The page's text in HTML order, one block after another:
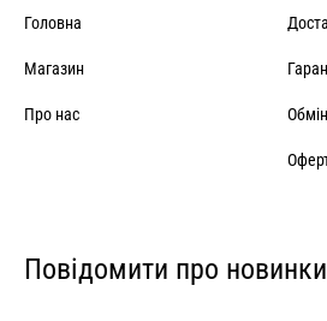
Головна
Магазин
Про нас
Повідомити про новинки